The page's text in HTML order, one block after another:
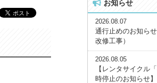
お知らせ
2026.08.07
通行止めのお知ら
改修工事）
2026.08.05
【レンタサイクル
時停止のお知らせ】